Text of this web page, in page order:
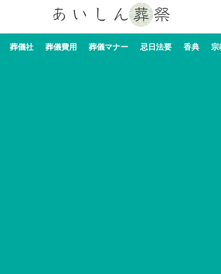
葬儀社 葬儀費用 葬儀マナー 忌日法要 香典 宗